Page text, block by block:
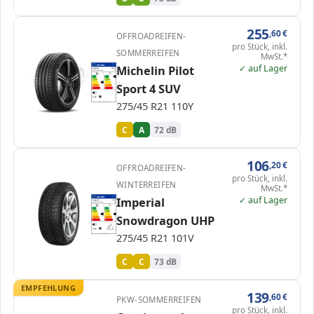
ENERG 408628
Michelin 084972
275/45 R21 110Y C1
A
B
C C
D
E
A A
B
C
D
E
72 dB
OFFROADREIFEN-
SOMMERREIFEN
Michelin Pilot
Sport 4 SUV
275/45 R21 110Y
C A 72 dB
255,60€
pro Stück, inkl.
MwSt.*
✓ auf Lager
ENERG 547316
Imperial IN346
275/45 R21 101V C1
A
B
C C
D
E
A
B
C C
D
E
73 dB
OFFROADREIFEN-
WINTERREIFEN
Imperial
Snowdragon UHP
275/45 R21 101V
C C 73 dB
106,20€
pro Stück, inkl.
MwSt.*
✓ auf Lager
EMPFEHLUNG
PKW-SOMMERREIFEN 139,60€
pro Stück, inkl.